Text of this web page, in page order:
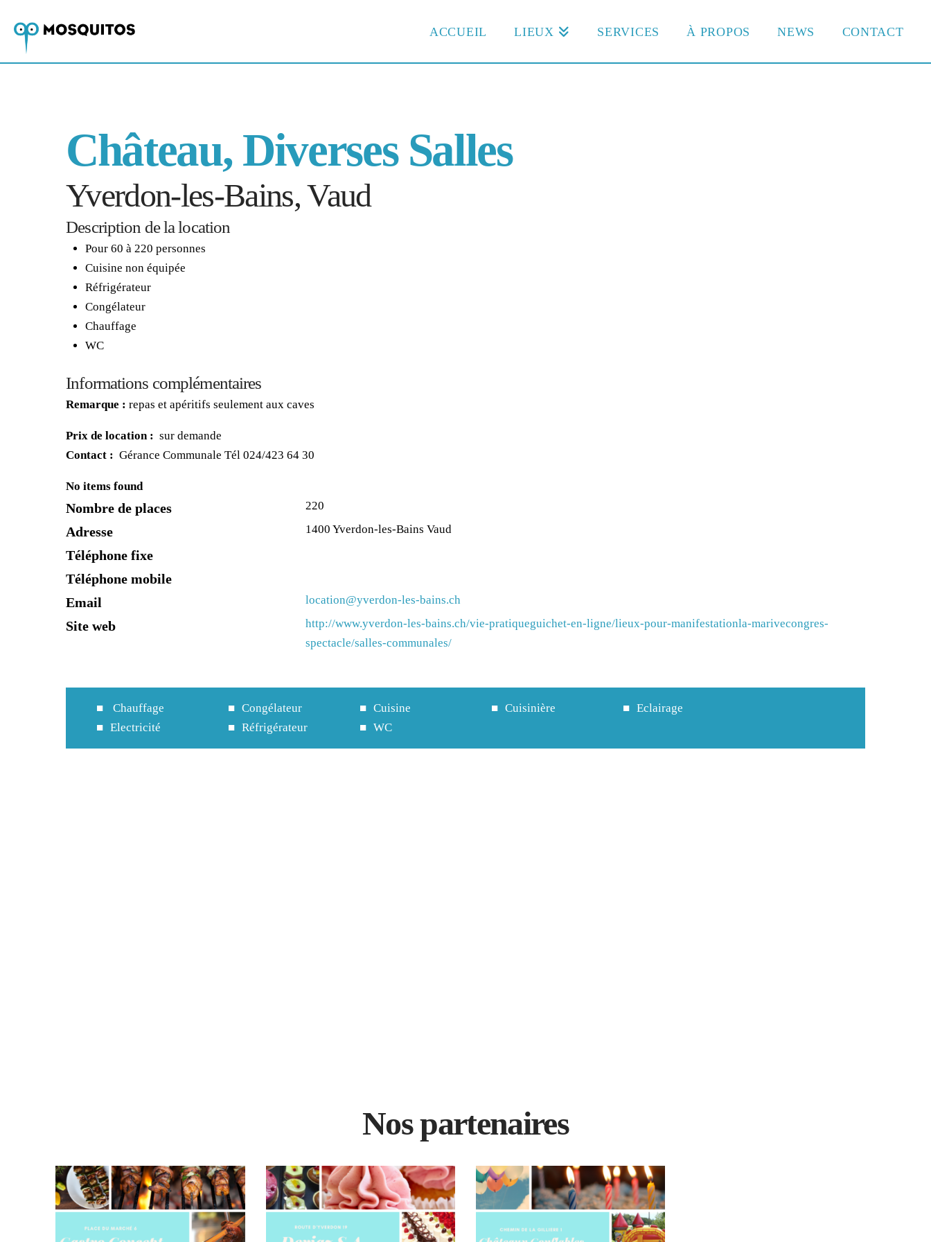
ACCUEIL LIEUX SERVICES À PROPOS NEWS CONTACT
Château, Diverses Salles
Yverdon-les-Bains, Vaud
Description de la location
Pour 60 à 220 personnes
Cuisine non équipée
Réfrigérateur
Congélateur
Chauffage
WC
Informations complémentaires
Remarque :repas et apéritifs seulement aux caves
Prix de location : sur demande
Contact : Gérance Communale Tél 024/423 64 30
No items found
Nombre de places 220
Adresse 1400 Yverdon-les-Bains Vaud
Téléphone fixe
Téléphone mobile
Email
location@yverdon-les-bains.ch
Site web
http://www.yverdon-les-bains.ch/vie-pratiqueguichet-en-ligne/lieux-pour-manifestationla-marivecongres-
spectacle/salles-communales/
Chauffage Congélateur Cuisine Cuisinière
Eclairage
Electricité
Réfrigérateur WC
Nos partenaires